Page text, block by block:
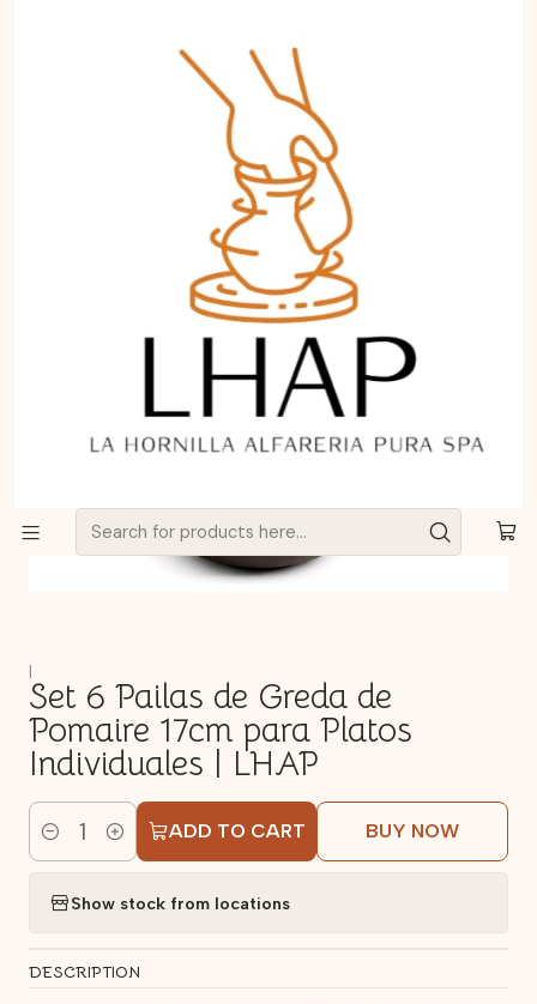
Set 6 Pailas de Greda de Pomaire 17cm para Platos
|
Set 6 Pailas de Greda de
Pomaire 17cm para Platos
Individuales | LHAP
Quantity
ADD TO CART BUY NOW
Show stock from locations
DESCRIPTION